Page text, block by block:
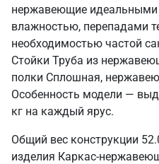
нержавеющие
влажностью, перепадами
необходимостью частой
Стойки Труба из
полки Сплошная,
Особенность модели —
кг на каждый ярус.
Общий вес конструкции
изделия Каркас-